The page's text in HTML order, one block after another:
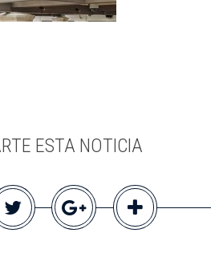
ESTA NOTICIA